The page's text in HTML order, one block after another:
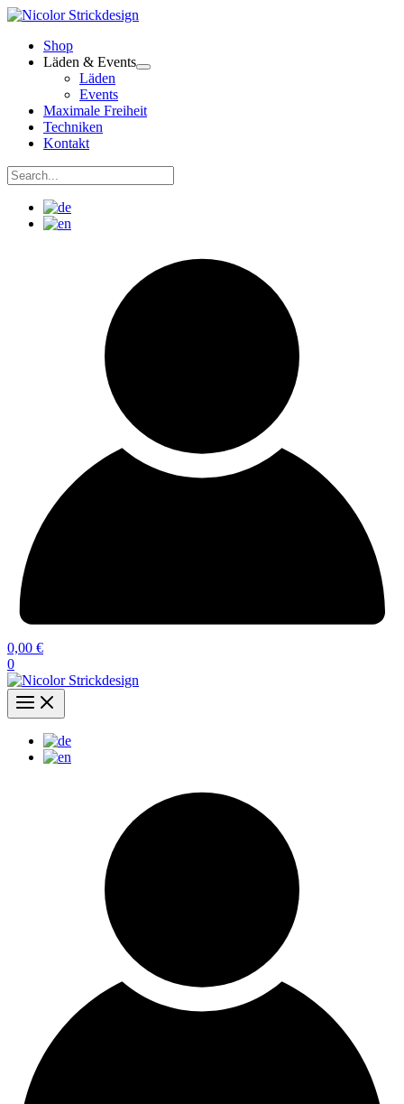
Zum
springenShop
Läden & Events
Läden
Events
Maximale Freiheit
Techniken
Kontakt
Suchen
nach:
0,00 €
0